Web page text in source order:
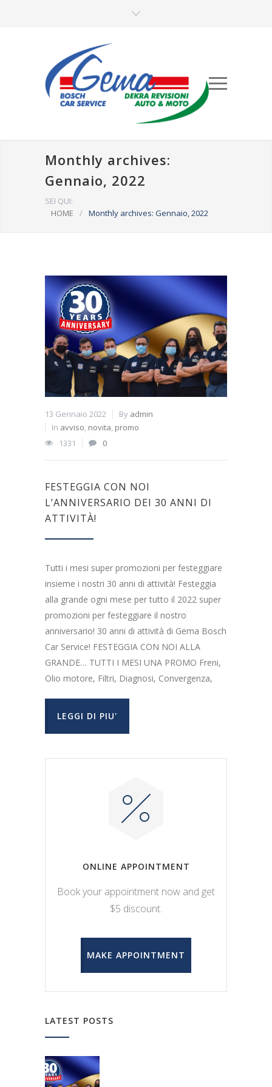
Monthly archives:
Gennaio, 2022
SEI QUI:
HOME
/ Monthly archives: Gennaio, 2022
13 Gennaio 2022 By admin
In avviso, novita, promo
1331
0
FESTEGGIA CON NOI
L’ANNIVERSARIO DEI 30 ANNI DI
ATTIVITÀ!
Tutti i mesi super promozioni per festeggiare
insieme i nostri 30 anni di attività! Festeggia
alla grande ogni mese per tutto il 2022 super
promozioni per festeggiare il nostro
anniversario! 30 anni di attività di Gema Bosch
Car Service! FESTEGGIA CON NOI ALLA
GRANDE… TUTTI I MESI UNA PROMO Freni,
Olio motore, Filtri, Diagnosi, Convergenza,
LEGGI DI PIU'
ONLINE APPOINTMENT
Book your appointment now and get
$5 discount.
MAKE APPOINTMENT
LATEST POSTS